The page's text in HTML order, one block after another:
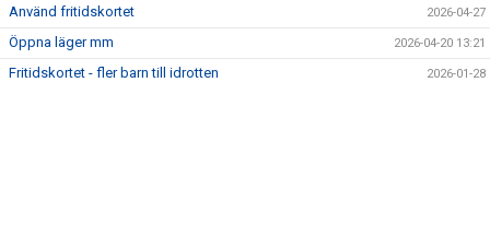
NORDAHLSUTSTÄLLNINGEN
Använd fritidskortet 2026-04-27
Öppna läger mm 2026-04-20 13:21
Fritidskortet - fler barn till idrotten 2026-01-28